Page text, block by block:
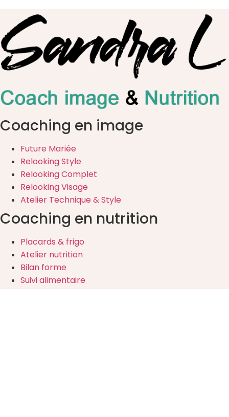
Coaching en image
Future Mariée
Relooking Style
Relooking Complet
Relooking Visage
Atelier Technique & Style
Coaching en nutrition
Placards & frigo
Atelier nutrition
Bilan forme
Suivi alimentaire